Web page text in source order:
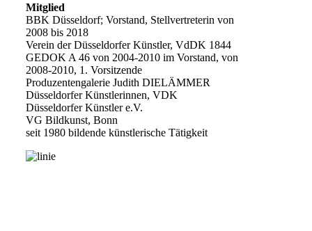
Mitglied
BBK Düsseldorf; Vorstand, Stellvertreterin von
2008 bis 2018
Verein der Düsseldorfer Künstler, VdDK 1844
GEDOK A 46 von 2004-2010 im Vorstand, von
2008-2010, 1. Vorsitzende
Produzentengalerie Judith DIELÄMMER
Düsseldorfer Künstlerinnen, VDK
Düsseldorfer Künstler e.V.
VG Bildkunst, Bonn
seit 1980 bildende künstlerische Tätigkeit